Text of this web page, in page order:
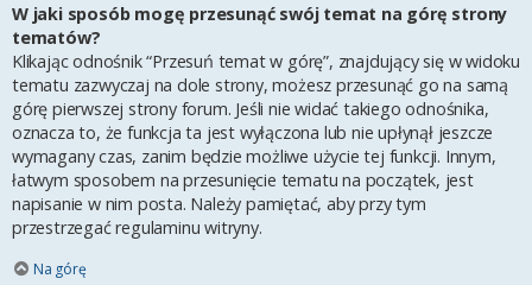
W jaki sposób mogę przesunąć swój temat na górę strony
tematów?
Klikając odnośnik “Przesuń temat w górę”, znajdujący się w widoku
tematu zazwyczaj na dole strony, możesz przesunąć go na samą
górę pierwszej strony forum. Jeśli nie widać takiego odnośnika,
oznacza to, że funkcja ta jest wyłączona lub nie upłynął jeszcze
wymagany czas, zanim będzie możliwe użycie tej funkcji. Innym,
łatwym sposobem na przesunięcie tematu na początek, jest
napisanie w nim posta. Należy pamiętać, aby przy tym
przestrzegać regulaminu witryny.
Na górę